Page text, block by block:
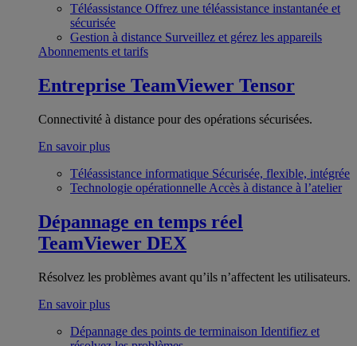
Téléassistance Offrez une téléassistance instantanée et
sécurisée
Gestion à distance Surveillez et gérez les appareils
Abonnements et tarifs
Entreprise TeamViewer Tensor
Connectivité à distance pour des opérations sécurisées.
En savoir plus
Téléassistance informatique Sécurisée, flexible, intégrée
Technologie opérationnelle Accès à distance à l’atelier
Dépannage en temps réel
TeamViewer DEX
Résolvez les problèmes avant qu’ils n’affectent les utilisateurs.
En savoir plus
Dépannage des points de terminaison Identifiez et